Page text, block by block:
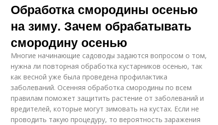
Обработка смородины осенью
на зиму. Зачем обрабатывать
смородину осенью
Многие начинающие садоводы задаются вопросом о том,
нужна ли повторная обработка кустарников осенью, так
как весной уже была проведена профилактика
заболеваний. Осенняя обработка смородины по всем
правилам поможет защитить растение от заболеваний и
вредителей, которые могут зимовать на кустах. Если не
проводить такую процедуру, то вероятность заражения